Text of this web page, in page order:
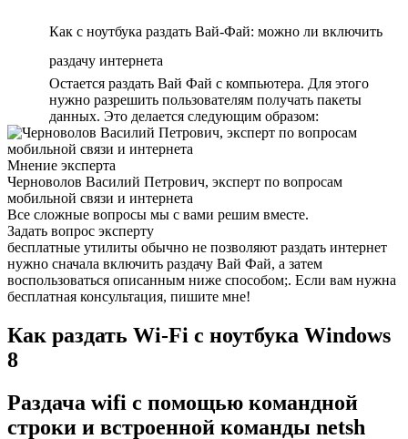
Как с ноутбука раздать Вай-Фай: можно ли включить
раздачу интернета
Остается раздать Вай Фай с компьютера. Для этого
нужно разрешить пользователям получать пакеты
данных. Это делается следующим образом:
Мнение эксперта
Черноволов Василий Петрович, эксперт по вопросам
мобильной связи и интернета
Все сложные вопросы мы с вами решим вместе.
Задать вопрос эксперту
бесплатные утилиты обычно не позволяют раздать интернет
нужно сначала включить раздачу Вай Фай, а затем
воспользоваться описанным ниже способом;. Если вам нужна
бесплатная консультация, пишите мне!
Как раздать Wi-Fi с ноутбука Windows
8
Раздача wifi c помощью командной
строки и встроенной команды netsh